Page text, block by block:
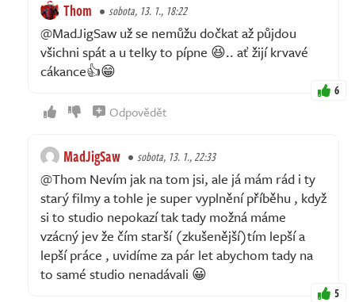
Thom sobota, 13. 1., 18:22
@MadJigSaw už se nemůžu dočkat až půjdou
všichni spát a u telky to pípne 😆.. ať žijí krvavé
cákance👍😁
6
Odpovědět
MadJigSaw sobota, 13. 1., 22:33
@Thom Nevím jak na tom jsi, ale já mám rád i ty
starý filmy a tohle je super vyplnění příběhu , když
si to studio nepokazí tak tady možná máme
vzácný jev že čím starší (zkušenější)tím lepší a
lepší práce , uvidíme za pár let abychom tady na
to samé studio nenadávali 😀
5